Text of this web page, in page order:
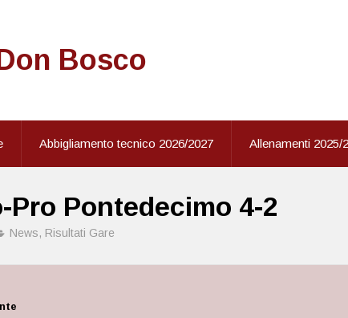
Bosco
Abbigliamento tecnico 2026/2027 Allenamenti 2025/
Pontedecimo 4-2
News, Risultati Gare